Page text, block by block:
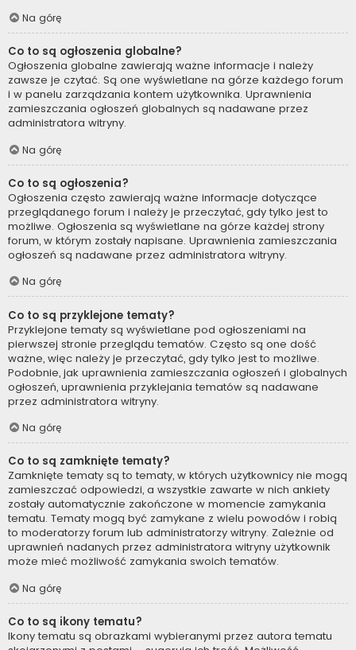
Na górę
Co to są ogłoszenia globalne?
Ogłoszenia globalne zawierają ważne informacje i należy
zawsze je czytać. Są one wyświetlane na górze każdego forum
i w panelu zarządzania kontem użytkownika. Uprawnienia
zamieszczania ogłoszeń globalnych są nadawane przez
administratora witryny.
Na górę
Co to są ogłoszenia?
Ogłoszenia często zawierają ważne informacje dotyczące
przeglądanego forum i należy je przeczytać, gdy tylko jest to
możliwe. Ogłoszenia są wyświetlane na górze każdej strony
forum, w którym zostały napisane. Uprawnienia zamieszczania
ogłoszeń są nadawane przez administratora witryny.
Na górę
Co to są przyklejone tematy?
Przyklejone tematy są wyświetlane pod ogłoszeniami na
pierwszej stronie przeglądu tematów. Często są one dość
ważne, więc należy je przeczytać, gdy tylko jest to możliwe.
Podobnie, jak uprawnienia zamieszczania ogłoszeń i globalnych
ogłoszeń, uprawnienia przyklejania tematów są nadawane
przez administratora witryny.
Na górę
Co to są zamknięte tematy?
Zamknięte tematy są to tematy, w których użytkownicy nie mogą
zamieszczać odpowiedzi, a wszystkie zawarte w nich ankiety
zostały automatycznie zakończone w momencie zamykania
tematu. Tematy mogą być zamykane z wielu powodów i robią
to moderatorzy forum lub administratorzy witryny. Zależnie od
uprawnień nadanych przez administratora witryny użytkownik
może mieć możliwość zamykania swoich tematów.
Na górę
Co to są ikony tematu?
Ikony tematu są obrazkami wybieranymi przez autora tematu